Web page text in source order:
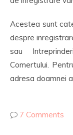
Acestea sunt
despre
sau
Comertului.
adresa doamnei
7 Comments